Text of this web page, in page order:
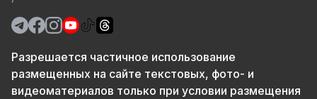
Разрешается частичное использование
размещенных на сайте текстовых, фото- и
видеоматериалов только при условии размещения